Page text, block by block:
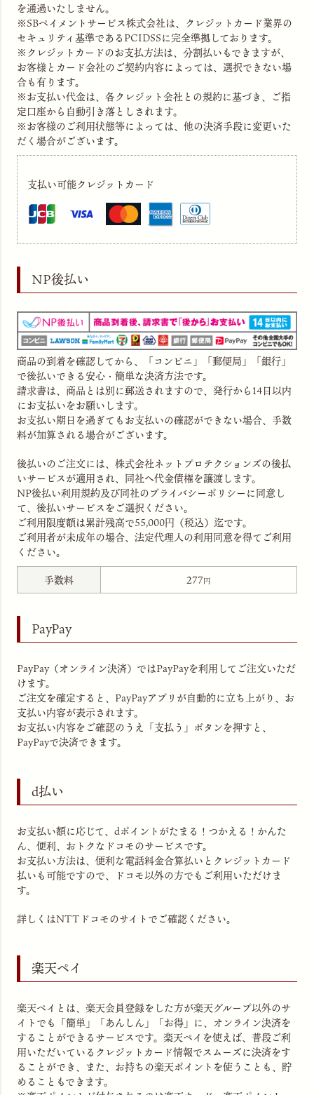
を通過いたしません。
※SBペイメントサービス株式会社は、クレジットカード業界の
セキュリティ基準であるPCIDSSに完全準拠しております。
※クレジットカードのお支払方法は、分割払いもできますが、
お客様とカード会社のご契約内容によっては、選択できない場
合も有ります。
※お支払い代金は、各クレジット会社との規約に基づき、ご指
定口座から自動引き落としされます。
※お客様のご利用状態等によっては、他の決済手段に変更いた
だく場合がございます。
支払い可能クレジットカード
NP後払い
商品の到着を確認してから、「コンビニ」「郵便局」「銀行」
で後払いできる安心・簡単な決済方法です。
請求書は、商品とは別に郵送されますので、発行から14日以内
にお支払いをお願いします。
お支払い期日を過ぎてもお支払いの確認ができない場合、手数
料が加算される場合がございます。
後払いのご注文には、 株式会社ネットプロテクションズの後払
いサービスが適用され、同社へ代金債権を譲渡します。
NP後払い利用規約及び同社のプライバシーポリシーに同意し
て、後払いサービスをご選択ください。
ご利用限度額は累計残高で55,000円（税込）迄です。
ご利用者が未成年の場合、法定代理人の利用同意を得てご利用
ください。
手数料
277
PayPay
PayPay（オンライン決済）ではPayPayを利用してご注文いただ
けます。
ご注文を確定すると、PayPayアプリが自動的に立ち上がり、お
支払い内容が表示されます。
お支払い内容をご確認のうえ「支払う」ボタンを押すと、
PayPayで決済できます。
d払い
お支払い額に応じて、dポイントがたまる！つかえる！かんた
ん、便利、おトクなドコモのサービスです。
お支払い方法は、便利な電話料金合算払いとクレジットカード
払いも可能ですので、ドコモ以外の方でもご利用いただけま
す。
詳しくはNTTドコモのサイトでご確認ください。
楽天ペイ
楽天ペイとは、楽天会員登録をした方が楽天グループ以外のサ
イトでも「簡単」「あんしん」「お得」に、オンライン決済を
することができるサービスです。楽天ペイを使えば、普段ご利
用いただいているクレジットカード情報でスムーズに決済をす
ることができ、また、お持ちの楽天ポイントを使うことも、貯
めることもできます。